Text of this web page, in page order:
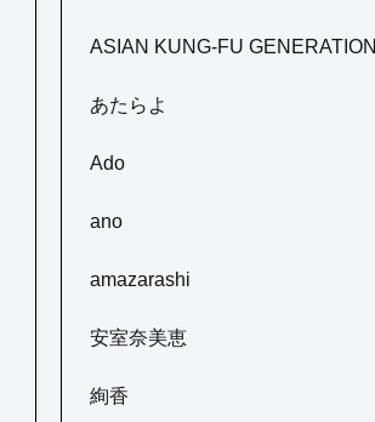
ASIAN KUNG-FU GENERATION
あたらよ
Ado
ano
amazarashi
安室奈美恵
絢香